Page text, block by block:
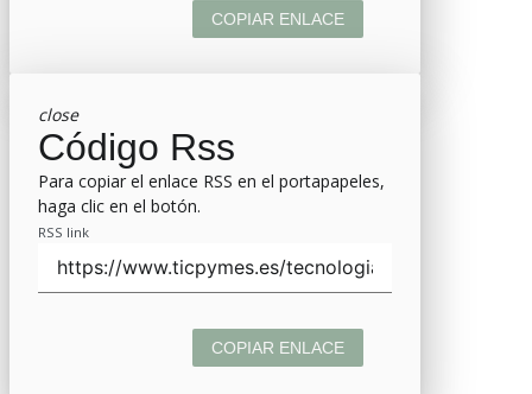
COPIAR ENLACE
close
Código Rss
Para copiar el enlace RSS en el portapapeles,
haga clic en el botón.
RSS link
COPIAR ENLACE